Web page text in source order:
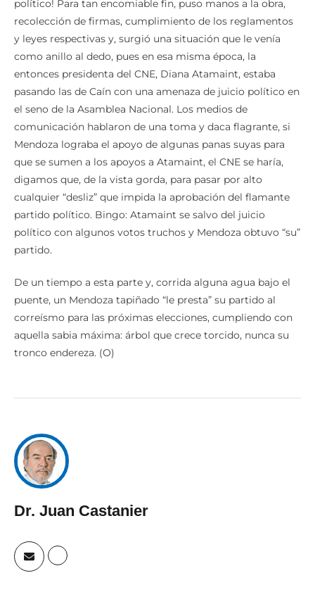
político! Para tan encomiable fin, puso manos a la obra,
recolección de firmas, cumplimiento de los reglamentos
y leyes respectivas y, surgió una situación que le venía
como anillo al dedo, pues en esa misma época, la
entonces presidenta del CNE, Diana Atamaint, estaba
pasando las de Caín con una amenaza de juicio político en
el seno de la Asamblea Nacional. Los medios de
comunicación hablaron de una toma y daca flagrante, si
Mendoza lograba el apoyo de algunas panas suyas para
que se sumen a los apoyos a Atamaint, el CNE se haría,
digamos que, de la vista gorda, para pasar por alto
cualquier “desliz” que impida la aprobación del flamante
partido político. Bingo: Atamaint se salvo del juicio
político con algunos votos truchos y Mendoza obtuvo “su”
partido.
De un tiempo a esta parte y, corrida alguna agua bajo el
puente, un Mendoza tapiñado “le presta” su partido al
correísmo para las próximas elecciones, cumpliendo con
aquella sabia máxima: árbol que crece torcido, nunca su
tronco endereza. (O)
Dr. Juan Castanier